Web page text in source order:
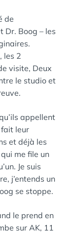
de
Dr. Boog – les
les 2
visite, Deux
le studio et
appellent
fait leur
et déjà les
me file un
Je suis
j’entends un
se stoppe.
le prend en
sur AK, 11